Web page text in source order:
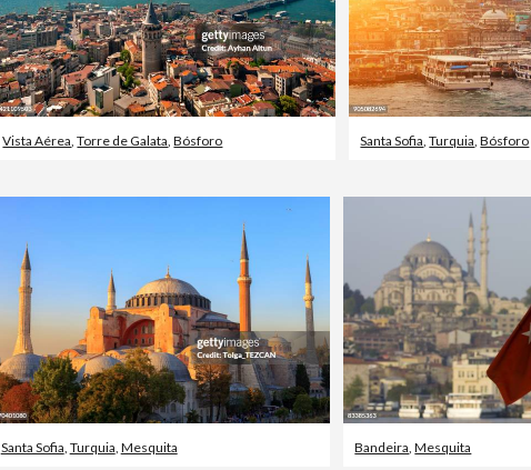
Vista Aérea ,Torre de Galata ,Bósforo Santa Sofia ,Turquia ,Bósforo
Santa Sofia, Turquia, Mesquita Bandeira,Mesquita